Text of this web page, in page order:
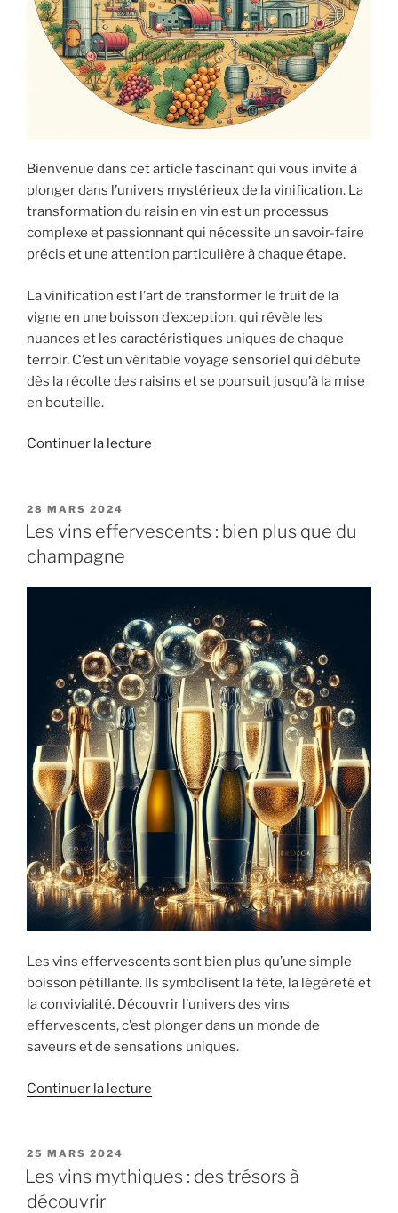
Bienvenue dans cet article fascinant qui vous invite à
plonger dans l’univers mystérieux de la vinification. La
transformation du raisin en vin est un processus
complexe et passionnant qui nécessite un savoir-faire
précis et une attention particulière à chaque étape.
La vinification est l’art de transformer le fruit de la
vigne en une boisson d’exception, qui révèle les
nuances et les caractéristiques uniques de chaque
terroir. C’est un véritable voyage sensoriel qui débute
dès la récolte des raisins et se poursuit jusqu’à la mise
en bouteille.
Continuer la lecture
la
de
vigne
à
la
bouteille »
PUBLIÉ
LE
28 MARS 2024
Les vins effervescents : bien plus que du
champagne
Les vins effervescents sont bien plus qu’une simple
boisson pétillante. Ils symbolisent la fête, la légèreté et
la convivialité. Découvrir l’univers des vins
effervescents, c’est plonger dans un monde de
saveurs et de sensations uniques.
Continuer la lecture
:
PUBLIÉ
LE
25 MARS 2024
Les vins mythiques : des trésors à
découvrir